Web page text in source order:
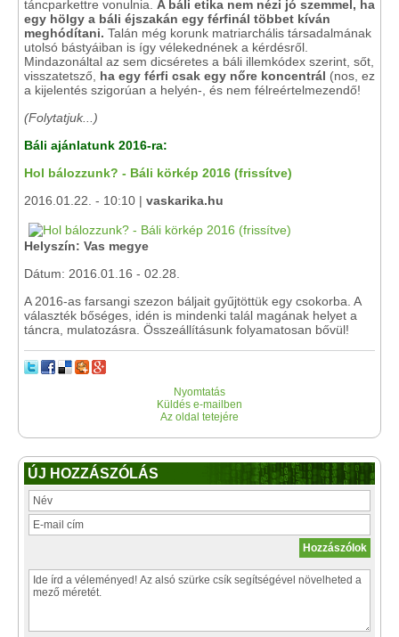
táncparkettre vonulnia. A báli etika nem nézi jó szemmel, ha
egy hölgy a báli éjszakán egy férfinál többet kíván
meghódítani. Talán még korunk matriarchális társadalmának
utolsó bástyáiban is így vélekednének a kérdésről.
Mindazonáltal az sem dicséretes a báli illemkódex szerint, sőt,
visszatetsző, ha egy férfi csak egy nőre koncentrál (nos, ez
a kijelentés szigorúan a helyén-, és nem félreértelmezendő!
(Folytatjuk...)
Báli ajánlatunk 2016-ra:
Hol bálozzunk? - Báli körkép 2016 (frissítve)
2016.01.22. - 10:10 | vaskarika.hu
Helyszín: Vas megye
Dátum: 2016.01.16 - 02.28.
A 2016-as farsangi szezon báljait gyűjtöttük egy csokorba. A
választék bőséges, idén is mindenki talál magának helyet a
táncra, mulatozásra. Összeállításunk folyamatosan bővül!
Nyomtatás
Küldés e-mailben
Az oldal tetejére
ÚJ HOZZÁSZÓLÁS